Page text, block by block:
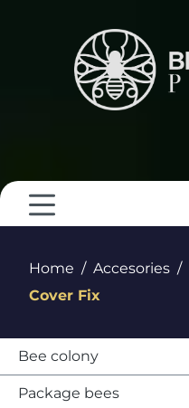
Home Accesories
Cover Fix
Bee colony
Package bees